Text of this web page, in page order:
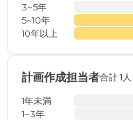
3~5年
5~10年
10年以上
計画作成担当者合計 1人
1年未満
1~3年